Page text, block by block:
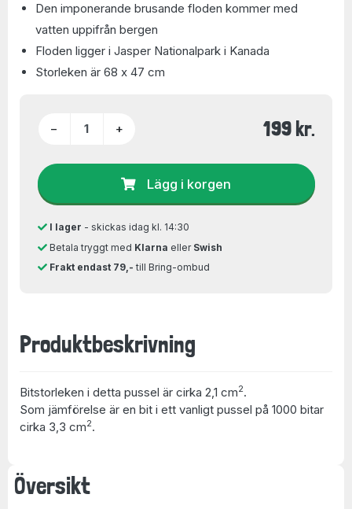
Översikt
Den imponerande brusande floden kommer med
vatten uppifrån bergen
Floden ligger i Jasper Nationalpark i Kanada
Storleken är 68 x 47 cm
− + 199 kr.
Lägg i korgen
I lager - skickas idag kl. 14:30
Betala tryggt med Klarna eller Swish
Frakt endast 79,- till Bring-ombud
Produktbeskrivning
Bitstorleken i detta pussel är cirka 2,1 cm2.
Som jämförelse är en bit i ett vanligt pussel på 1000 bitar
cirka 3,3 cm2.